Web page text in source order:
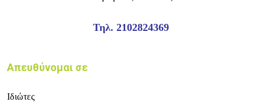
Τηλ. 2102824369
Απευθύνομαι σε
Ιδιώτες